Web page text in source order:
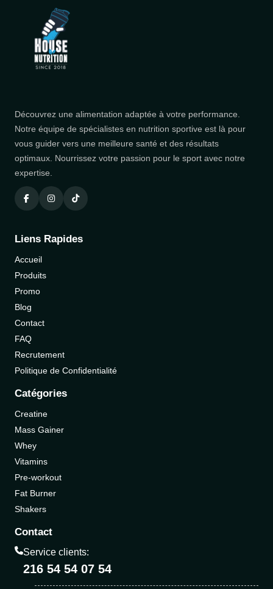
Découvrez une alimentation adaptée à votre performance.
Notre équipe de spécialistes en nutrition sportive est là pour
vous guider vers une meilleure santé et des résultats
optimaux. Nourrissez votre passion pour le sport avec notre
expertise.
Liens Rapides
Accueil
Produits
Promo
Blog
Contact
FAQ
Recrutement
Politique de Confidentialité
Catégories
Creatine
Mass Gainer
Whey
Vitamins
Pre-workout
Fat Burner
Shakers
Contact
Service clients:
216 54 54 07 54